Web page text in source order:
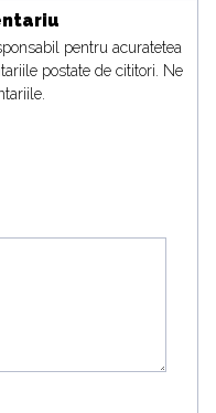
pentru acuratetea
postate de cititori. Ne